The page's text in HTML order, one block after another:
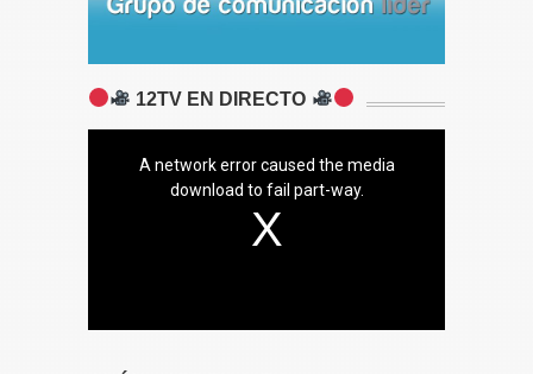
12TV EN DIRECTO
A network error caused the media
download to fail part-way.